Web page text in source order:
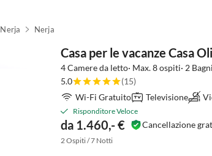
Nerja Nerja
Annuncio in
Alto
Casa per le vacanze Casa
4 Camere da letto· Max. 8 ospiti· 2 Bagni
5.0
(15)
Wi-Fi Gratuito
Televisione
Risponditore Veloce
da 1.460,- € Cancellazione
2 Ospiti / 7 Notti